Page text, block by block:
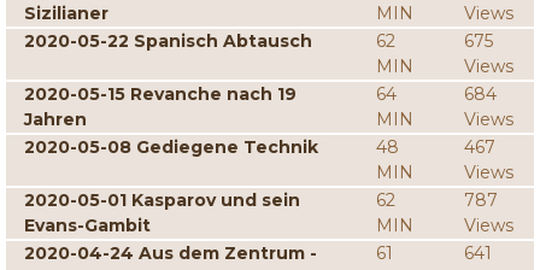
Sizilianer
MIN
Views
2020-05-22 Spanisch Abtausch
62
MIN
675
Views
2020-05-15 Revanche nach 19
Jahren
64
MIN
684
Views
2020-05-08 Gediegene Technik
48
MIN
467
Views
2020-05-01 Kasparov und sein
Evans-Gambit
62
MIN
787
Views
2020-04-24 Aus dem Zentrum -
61
641